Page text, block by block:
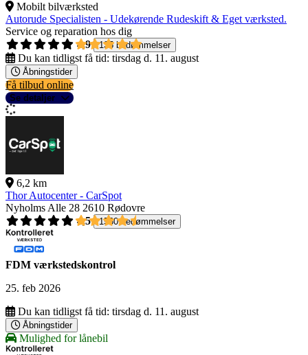
Mobilt bilværksted
Autorude Specialisten - Udekørende Rudeskift & Eget værksted.
Service og reparation hos dig
4,9
135 bedømmelser
Du kan tidligst få tid: tirsdag d. 11. august
Åbningstider
Få tilbud online
Se detaljer
6,2 km
Thor Autocenter - CarSpot
Nyholms Alle 28 2610 Rødovre
4,5
1560 bedømmelser
FDM værkstedskontrol
25. feb 2026
Du kan tidligst få tid: tirsdag d. 11. august
Åbningstider
Mulighed for lånebil